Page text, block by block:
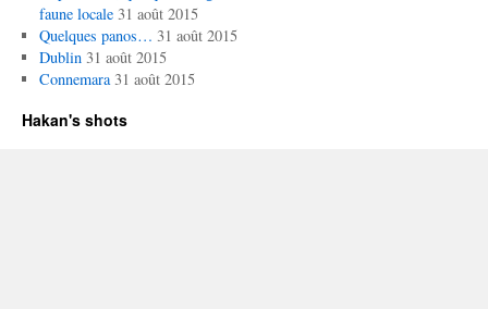
faune locale 31 août 2015
Quelques panos… 31 août 2015
Dublin 31 août 2015
Connemara 31 août 2015
Hakan's shots